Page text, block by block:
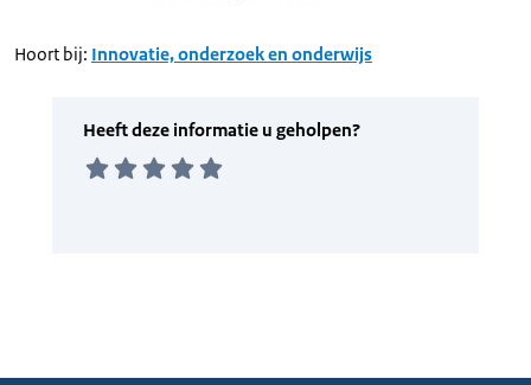
Hoort bij: Innovatie, onderzoek en onderwijs